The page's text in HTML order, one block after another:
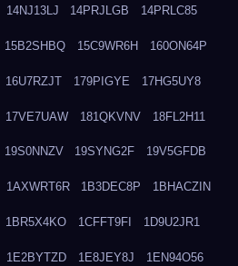
14NJ13LJ 14PRJLGB 14PRLC85
15B2SHBQ 15C9WR6H 160ON64P
16U7RZJT 179PIGYE 17HG5UY8
17VE7UAW 181QKVNV 18FL2H11
19S0NNZV 19SYNG2F 19V5GFDB
1AXWRT6R 1B3DEC8P 1BHACZIN
1BR5X4KO 1CFFT9FI 1D9U2JR1
1E2BYTZD 1E8JEY8J 1EN94O56